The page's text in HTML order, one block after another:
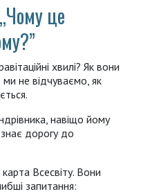
це
хвилі? Як вони
не відчуваємо, як
навіщо йому
дорогу до
Всесвіту. Вони
запитання: